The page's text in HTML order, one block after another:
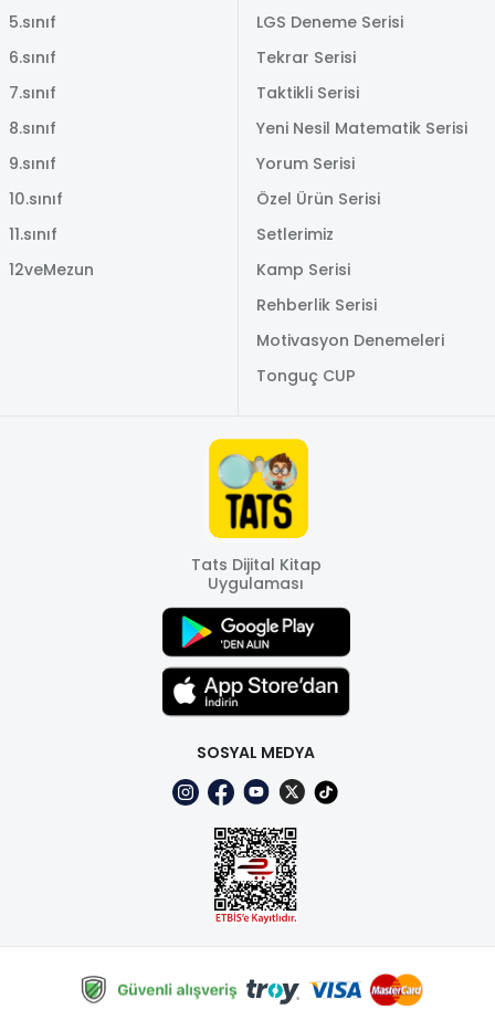
5.sınıf
6.sınıf
7.sınıf
8.sınıf
9.sınıf
10.sınıf
11.sınıf
12veMezun
LGS Deneme Serisi
Tekrar Serisi
Taktikli Serisi
Yeni Nesil Matematik Serisi
Yorum Serisi
Özel Ürün Serisi
Setlerimiz
Kamp Serisi
Rehberlik Serisi
Motivasyon Denemeleri
Tonguç CUP
Tats Dijital Kitap
Uygulaması
SOSYAL MEDYA